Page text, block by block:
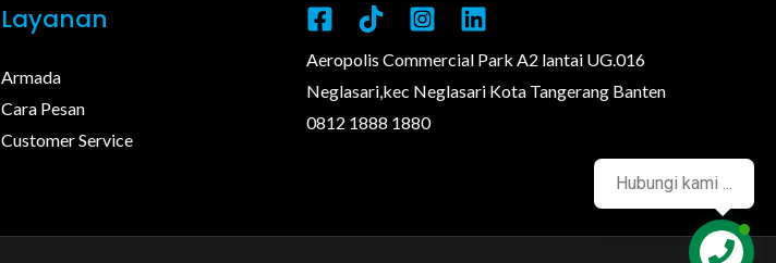
Layanan
Armada
Cara Pesan
Customer Service
Aeropolis Commercial Park A2 lantai UG.016
Neglasari,kec Neglasari Kota Tangerang Banten
0812 1888 1880
Hubungi kami ...